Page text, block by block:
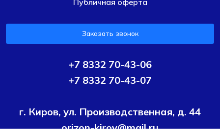
Публичная оферта
Заказать звонок
+7 8332 70-43-06
+7 8332 70-43-07
г. Киров, ул. Производственная, д. 44
orizon-kirov@mail.ru